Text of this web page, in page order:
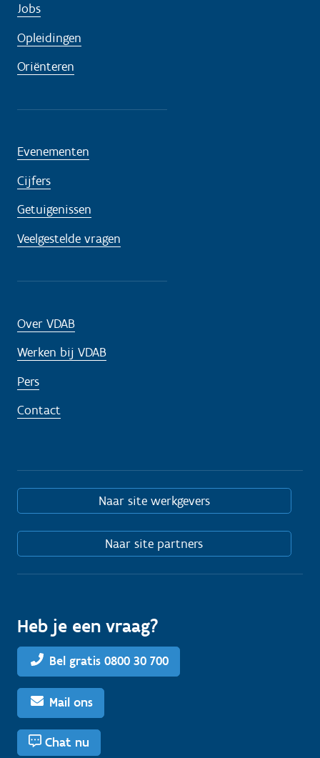
Jobs
Opleidingen
Oriënteren
Evenementen
Cijfers
Getuigenissen
Veelgestelde vragen
Over VDAB
Werken bij VDAB
Pers
Contact
Naar site werkgevers
Naar site partners
Heb je een vraag?
Bel gratis 0800 30 700
Mail ons
Chat nu